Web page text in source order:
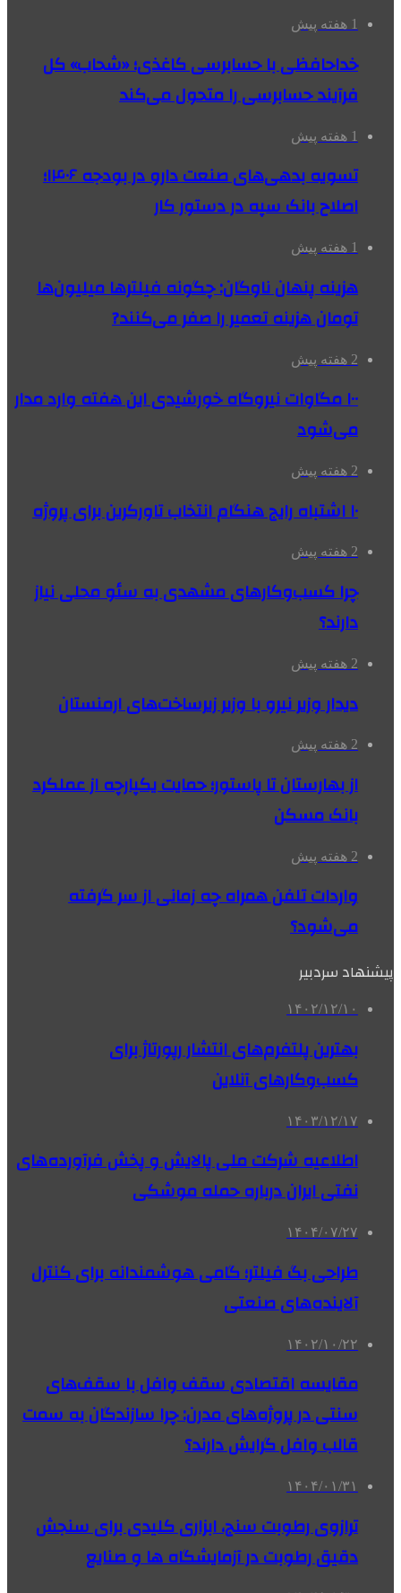
1 هفته پیش
خداحافظی با حسابرسی کاغذی؛ «شحاب» کل
فرآیند حسابرسی را متحول می‌کند
1 هفته پیش
تسویه بدهی‌های صنعت دارو در بودجه ۱۴۰۶؛
اصلاح بانک سپه در دستور کار
1 هفته پیش
هزینه پنهان ناوگان: چگونه فیلترها میلیون‌ها
تومان هزینه تعمیر را صفر می‌کنند?
2 هفته پیش
۱۰۰ مگاوات نیروگاه‌ خورشیدی این هفته وارد مدار
می‌شود
2 هفته پیش
۱۰ اشتباه رایج هنگام انتخاب تاورکرین برای پروژه
2 هفته پیش
چرا کسب‌وکارهای مشهدی به سئو محلی نیاز
دارند؟
2 هفته پیش
دیدار وزیر نیرو با وزیر زیرساخت‌های ارمنستان
2 هفته پیش
از بهارستان تا پاستور؛ حمایت یکپارچه از عملکرد
بانک مسکن
2 هفته پیش
واردات تلفن همراه چه زمانی از سر گرفته
می‌شود؟
پیشنهاد سردبیر
۱۴۰۲/۱۲/۱۰
بهترین پلتفرم‌های انتشار رپورتاژ برای
کسب‌وکارهای آنلاین
۱۴۰۳/۱۲/۱۷
اطلاعیه شرکت ملی پالایش و پخش فرآورده‌های
نفتی ایران درباره حمله موشکی
۱۴۰۴/۰۷/۲۷
طراحی بگ فیلتر؛ گامی هوشمندانه برای کنترل
آلاینده‌های صنعتی
۱۴۰۲/۱۰/۲۲
مقایسه اقتصادی سقف وافل با سقف‌های
سنتی در پروژه‌های مدرن: چرا سازندگان به سمت
قالب وافل گرایش دارند؟
۱۴۰۴/۰۱/۳۱
ترازوی رطوبت سنج، ابزاری کلیدی برای سنجش
دقیق رطوبت در آزمایشگاه ها و صنایع